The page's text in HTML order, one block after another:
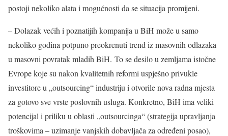
postoji nekoliko alata i mogućnosti da se situacija promijeni.
– Dolazak većih i poznatijih kompanija u BiH može u samo
nekoliko godina potpuno preokrenuti trend iz masovnih odlazaka
u masovni povratak mladih BiH. To se desilo u zemljama istočne
Evrope koje su nakon kvalitetnih reformi uspješno privukle
investitore u „outsourcing“ industriju i otvorile nova radna mjesta
za gotovo sve vrste poslovnih usluga. Konkretno, BiH ima veliki
potencijal i priliku u oblasti „outsourcinga“ (strategija upravljanja
troškovima – uzimanje vanjskih dobavljača za određeni posao),